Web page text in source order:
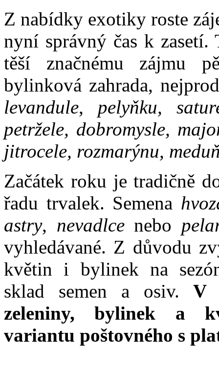
Z nabídky exotiky roste
nyní správný čas k zasetí.
těší značnému zájmu
bylinková zahrada,
levandule, pelyňku,
petržele, dobromysle,
jitrocele, rozmarýnu,
Začátek roku je tradičně
řadu trvalek. Semena
astry, nevadlcenebo
vyhledávané. Z důvodu
květin i bylinek na
sklad semen a osiv. V
zeleniny, bylinek a
variantu poštovného s